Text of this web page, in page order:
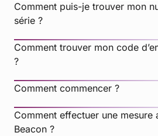
Lingettes désinfectantes
Comment puis-je trouver mon
série ?
Comment trouver mon code
?
Comment commencer ?
Comment effectuer une mesure
Beacon ?